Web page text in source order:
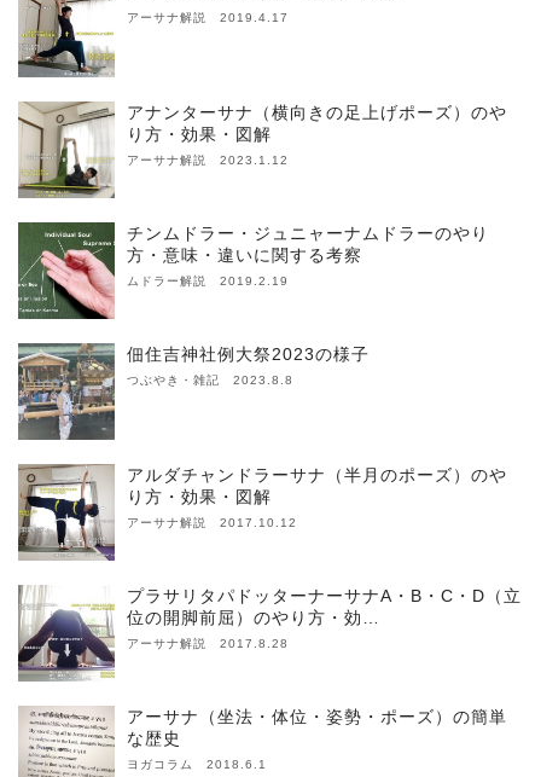
アーサナ解説 2019.4.17
アナンターサナ（横向きの足上げポーズ）のや
り方・効果・図解
アーサナ解説 2023.1.12
チンムドラー・ジュニャーナムドラーのやり
方・意味・違いに関する考察
ムドラー解説 2019.2.19
佃住吉神社例大祭2023の様子
つぶやき・雑記 2023.8.8
アルダチャンドラーサナ（半月のポーズ）のや
り方・効果・図解
アーサナ解説 2017.10.12
プラサリタパドッターナーサナA・B・C・D（立
位の開脚前屈）のやり方・効…
アーサナ解説 2017.8.28
アーサナ（坐法・体位・姿勢・ポーズ）の簡単
な歴史
ヨガコラム 2018.6.1